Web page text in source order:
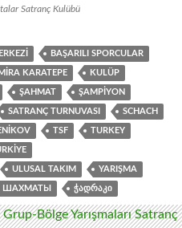
Satranç Kulübü
BAŞARILI SPORCULAR
KARATEPE KULÜP
ŞAHMAT ŞAMPIYON
SATRANÇ TURNUVASI SCHACH
TSF TURKEY
ULUSAL TAKIM YARIŞMA
ШАХМАТЫ ᲭᲐᲓᲠᲐᲙᲘ